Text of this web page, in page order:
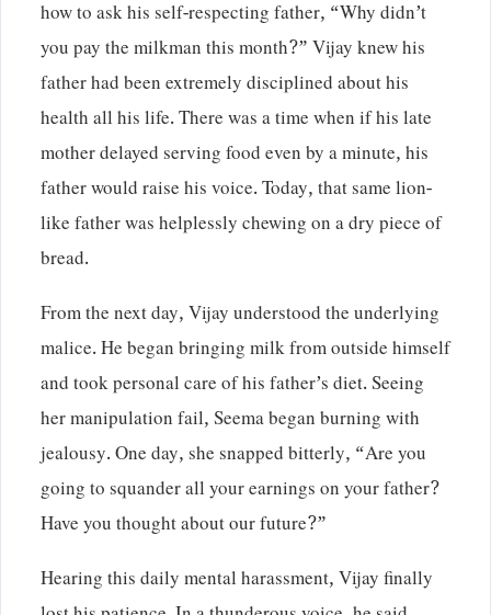
how to ask his self-respecting father, “Why didn’t
you pay the milkman this month?” Vijay knew his
father had been extremely disciplined about his
health all his life. There was a time when if his late
mother delayed serving food even by a minute, his
father would raise his voice. Today, that same lion-
like father was helplessly chewing on a dry piece of
bread.
From the next day, Vijay understood the underlying
malice. He began bringing milk from outside himself
and took personal care of his father’s diet. Seeing
her manipulation fail, Seema began burning with
jealousy. One day, she snapped bitterly, “Are you
going to squander all your earnings on your father?
Have you thought about our future?”
Hearing this daily mental harassment, Vijay finally